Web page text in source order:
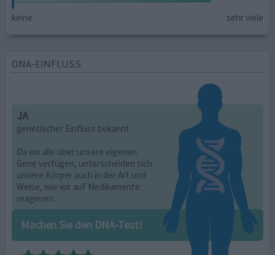
keine sehr viele
DNA-EINFLUSS
JA
genetischer Einfluss bekannt
Da wir alle über unsere eigenen
Gene verfügen, unterscheiden sich
unsere Körper auch in der Art und
Weise, wie wir auf Medikamente
reagieren.
Machen Sie den DNA-Test!